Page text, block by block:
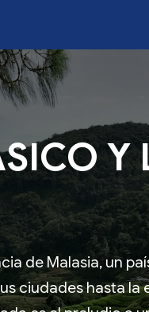
Y
de Malasia, un
ciudades hasta la